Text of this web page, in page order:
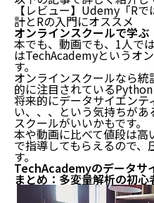
【レビュー】Udemy「R
計とRの入門にオススメ
オンラインスクールで学ぶ
本でも、動画でも、1人で
はTechAcademyというオ
す。
オンラインスクールなら
的に注目されている
将来的にデータサイエン
い、、、という気持ちが
スクールがいいかもです。
本や動画に比べて値段は
で指導してもらえるので
す。
TechAcademyのデータサ
まとめ：多変量解析の初